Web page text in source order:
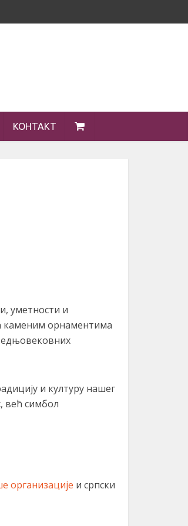
КОНТАКТ
уметности и
каменим орнаментима
и културу нашег
већ симбол
организације и српски